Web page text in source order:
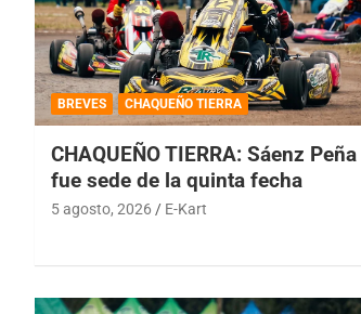
BREVES CHAQUEÑO TIERRA
CHAQUEÑO TIERRA: Sáenz Peña
fue sede de la quinta fecha
5 agosto, 2026 E-Kart